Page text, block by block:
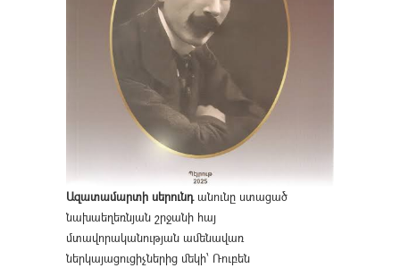
Ազատամարտի սերունդանունը ստացած
նախաեղեռնյան շրջանի հայ
մտավորականության ամենավառ
ներկայացուցիչներից մեկի՝ Ռուբեն